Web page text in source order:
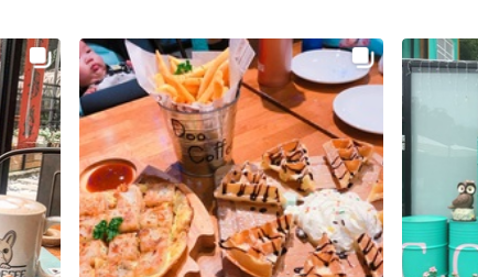
🐶 #苗栗景點 #苗栗美食 #苗栗公館
Doocoffee景觀咖啡廳 #Doocoffee #苗
栗景觀咖啡廳 #苗栗法鬥餐廳 #法鬥餐廳
#法鬥 #ninibooboo @ DooCoffee景觀
咖啡廳 IG:kapo1149